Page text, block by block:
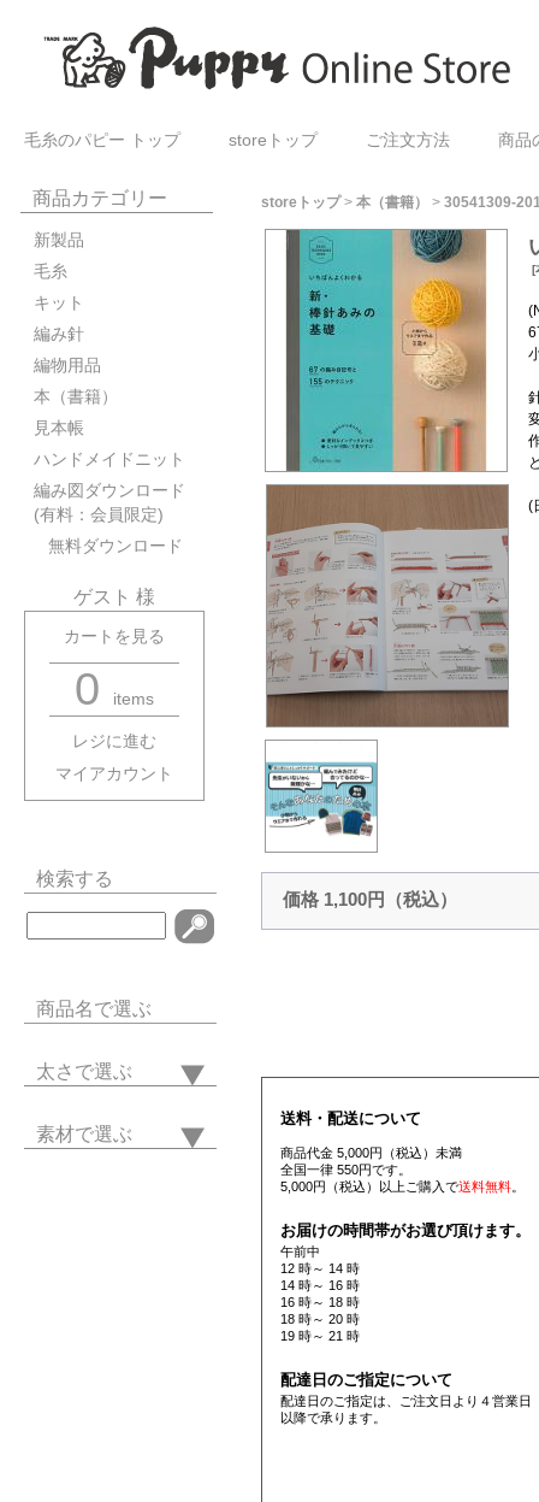
毛糸のパピー トップ storeトップ ご注文方法 商品
商品カテゴリー
新製品
毛糸
キット
編み針
編物用品
本（書籍）
見本帳
ハンドメイドニット
編み図ダウンロード
(有料：会員限定)
無料ダウンロード
ゲスト 様
カートを見る
0 items
レジに進む
マイアカウント
検索する
商品名で選ぶ
太さで選ぶ
素材で選ぶ
storeトップ> 本（書籍） > 30541309-
[
(
価格 1,100円（税込）
送料・配送について
商品代金 5,000円（税込）未満
全国一律 550円です。
5,000円（税込）以上ご購入で送料無料。
お届けの時間帯がお選び頂けます。
午前中
12 時～ 14 時
14 時～ 16 時
16 時～ 18 時
18 時～ 20 時
19 時～ 21 時
配達日のご指定について
配達日のご指定は、ご注文日より４営業日
以降で承ります。